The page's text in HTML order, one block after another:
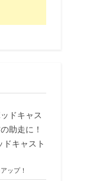
ドキャス
助走に！
ドキャスト
ップ！